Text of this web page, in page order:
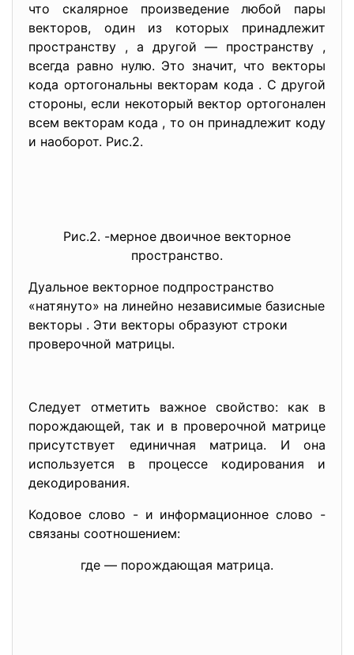
что скалярное произведение любой пары
векторов, один из которых принадлежит
пространству , а другой — пространству ,
всегда равно нулю. Это значит, что векторы
кода ортогональны векторам кода . С другой
стороны, если некоторый вектор ортогонален
всем векторам кода , то он принадлежит коду
и наоборот. Рис.2.
Рис.2. -мерное двоичное векторное
пространство.
Дуальное векторное подпространство
«натянуто» на линейно независимые базисные
векторы . Эти векторы образуют строки
проверочной матрицы.
Следует отметить важное свойство: как в
порождающей, так и в проверочной матрице
присутствует единичная матрица. И она
используется в процессе кодирования и
декодирования.
Кодовое слово - и информационное слово -
связаны соотношением:
где — порождающая матрица.